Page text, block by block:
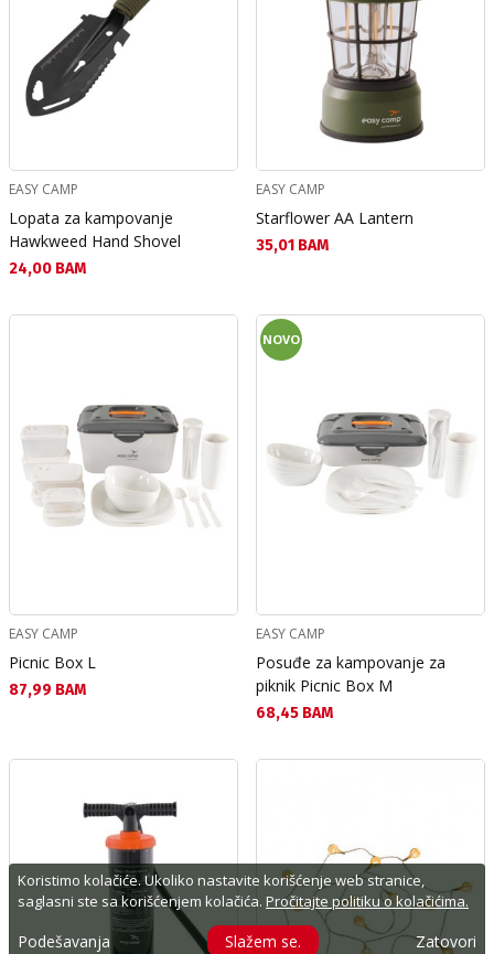
Koristimo kolačiće. Ukoliko nastavite korišćenje web stranice,
saglasni ste sa korišćenjem kolačića. Pročitajte politiku o kolačićima.
Podešavanja Slažem se. Zatovori
EASY CAMP
Lopata za kampovanje
Hawkweed Hand Shovel
Текуща цена:
24,00 BAM
EASY CAMP
Starflower AA Lantern
Текуща цена:
35,01 BAM
EASY CAMP
Picnic Box L
Текуща цена:
87,99 BAM
NOVO
EASY CAMP
Posuđe za kampovanje za
piknik Picnic Box M
Текуща цена:
68,45 BAM